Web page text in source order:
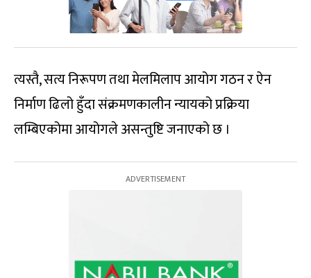
त्यस्तै, सत्य निरूपण तथा मेलमिलाप आयोग गठन र ऐन
निर्माण ढिलो हुँदा संक्रमणकालीन न्यायको प्रक्रिया
लम्बिएकोमा आयोगले असन्तुष्टि जनाएको छ ।